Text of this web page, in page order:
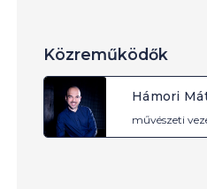
Közreműködők
Hámori
művészeti